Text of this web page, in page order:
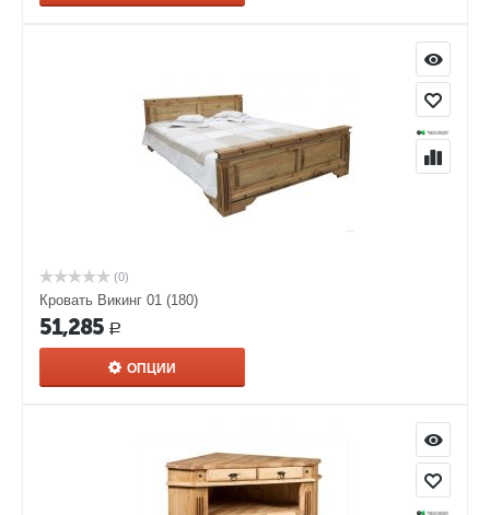
(0)
Кровать Викинг 01 (180)
51,285 Р
ОПЦИИ